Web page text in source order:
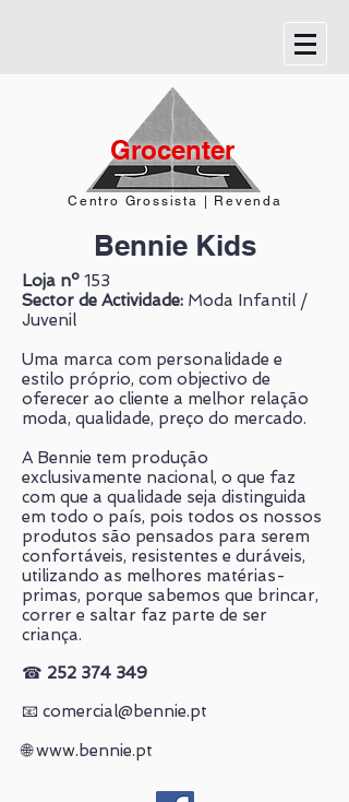
Grocenter
Centro Grossista | Revenda
Bennie Kids
Loja nº 153
Sector de Actividade: Moda Infantil /
Juvenil
Uma marca com personalidade e
estilo próprio, com objectivo de
oferecer ao cliente a melhor relação
moda, qualidade, preço do mercado.
A Bennie tem produção
exclusivamente nacional, o que faz
com que a qualidade seja distinguida
em todo o país, pois todos os nossos
produtos são pensados para serem
confortáveis, resistentes e duráveis,
utilizando as melhores matérias-
primas, porque sabemos que brincar,
correr e saltar faz parte de ser
criança.
☎ 252 374 349
📧 comercial@bennie.pt
🌐www.bennie.pt